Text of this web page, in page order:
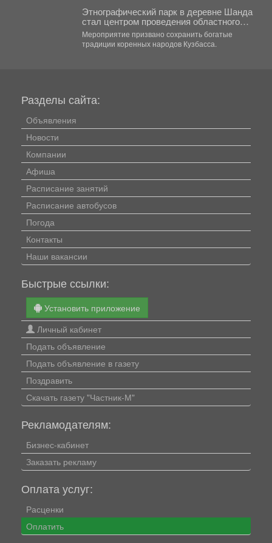
Этнографический парк в деревне Шанда
стал центром проведения областного
телеутского национального праздника
Единства «Теле-Каан-2026»!
Мероприятие призвано сохранить богатые
традиции коренных народов Кузбасса.
Разделы сайта:
Объявления
Новости
Компании
Афиша
Расписание занятий
Расписание автобусов
Погода
Контакты
Наши вакансии
Быстрые ссылки:
Установить приложение
Личный кабинет
Подать объявление
Подать объявление в газету
Поздравить
Скачать газету "Частник-М"
Рекламодателям:
Бизнес-кабинет
Заказать рекламу
Оплата услуг:
Расценки
Оплатить